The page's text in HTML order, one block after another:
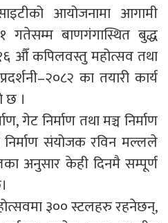
आयोजनामा आगामी
बाणगंगास्थित बुद्ध
औँ कपिलवस्तु महोत्सव तथा
का तयारी कार्य
छ ।
गेट निर्माण तथा मञ्च निर्माण
निर्माण संयोजक रविन मल्लले
अनुसार केही दिनमै सम्पूर्ण
३०० स्टलहरु रहनेछन्,